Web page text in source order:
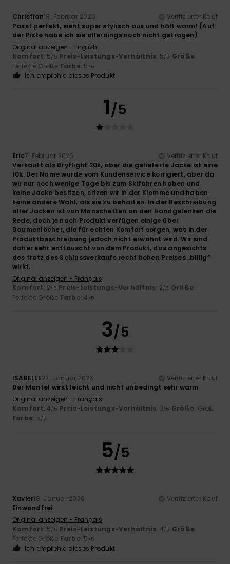
Christian18. Februar 2026
Verifizierter Kauf
Passt perfekt, sieht super stylisch aus und hält warm! (Auf
der Piste habe ich sie allerdings noch nicht getragen)
Original anzeigen - English
Komfort: 5/5 Preis-Leistungs-Verhältnis: 5/5 Größe:
Perfekte Größe Farbe: 5 /5
Ich empfehle dieses Produkt
1/5
Eric7. Februar 2026
Verifizierter Kauf
Verkauft als Dryflight 20k, aber die gelieferte Jacke ist eine
10k. Der Name wurde vom Kundenservice korrigiert, aber da
wir nur noch wenige Tage bis zum Skifahren haben und
keine Jacke besitzen, sitzen wir in der Klemme und haben
keine andere Wahl, als sie zu behalten. In der Beschreibung
aller Jacken ist von Manschetten an den Handgelenken die
Rede, doch je nach Produkt verfügen einige über
Daumenlöcher, die für echten Komfort sorgen, was in der
Produktbeschreibung jedoch nicht erwähnt wird. Wir sind
daher sehr enttäuscht von dem Produkt, das angesichts
des trotz des Schlussverkaufs recht hohen Preises „billig“
wirkt.
Original anzeigen - Français
Komfort: 2/5 Preis-Leistungs-Verhältnis: 2/5 Größe:
Perfekte Größe Farbe: 4 /5
3/5
ISABELLE22. Januar 2026
Verifizierter Kauf
Der Mantel wirkt leicht und nicht unbedingt sehr warm
Original anzeigen - Français
Komfort: 4/5 Preis-Leistungs-Verhältnis: 3/5 Größe: Groß
Farbe: 5/5
5/5
Xavier18. Januar 2026
Verifizierter Kauf
Einwandfrei
Original anzeigen - Français
Komfort: 5/5 Preis-Leistungs-Verhältnis: 4/5 Größe:
Perfekte Größe Farbe: 5 /5
Ich empfehle dieses Produkt